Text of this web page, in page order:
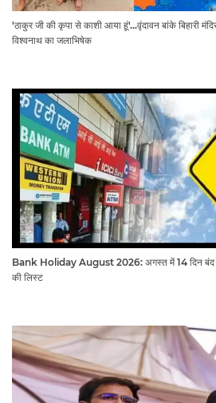
'ठाकुर जी की कृपा से काशी आया हूं'...वृंदावन बांके बिहारी
विश्वनाथ का जलाभिषेक
Bank Holiday August 2026: अगस्त में 14 दिन बंद
की लिस्ट​​​​​​​